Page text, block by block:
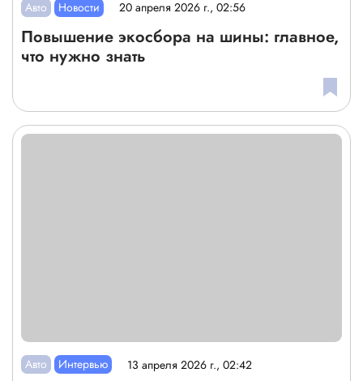
Авто Новости 20 апреля 2026 г., 02:56
Повышение экосбора на шины: главное,
что нужно знать
Авто Интервью 13 апреля 2026 г., 02:42